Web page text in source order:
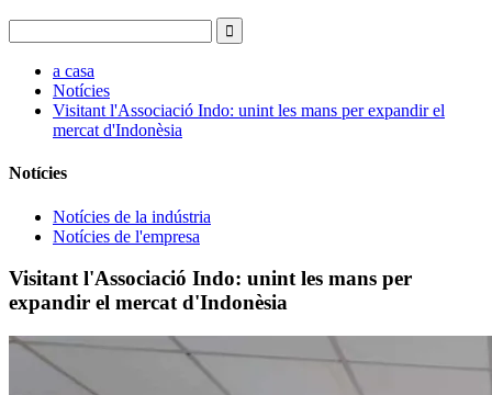
a casa
Notícies
Visitant l'Associació Indo: unint les mans per expandir el
mercat d'Indonèsia
Notícies
Notícies de la indústria
Notícies de l'empresa
Visitant l'Associació Indo: unint les mans per
expandir el mercat d'Indonèsia